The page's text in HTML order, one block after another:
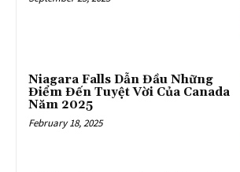
Niagara Falls Dẫn Đầu Những
Điểm Đến Tuyệt Vời Của Canada
Năm 2025
February 18, 2025